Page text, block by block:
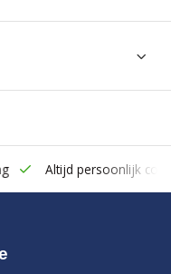
Altijd persoonlijk